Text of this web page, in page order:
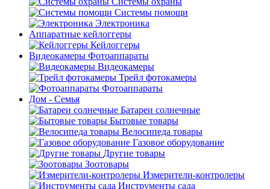
Системы помощи
Электроника
Аппаратные кейлоггеры
Кейлоггеры
Видеокамеры Фотоаппараты
Видеокамеры
Трейл фотокамеры
Фотоаппараты
Дом - Семья
Батареи солнечные
Бытовые товары
Велосипеда товары
Газовое оборудование
Другие товары
Зоотовары
Измерители-контролеры
Инструменты сада